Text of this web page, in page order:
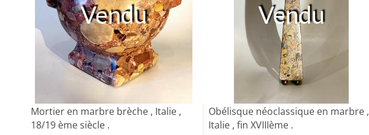
Vendu
Mortier en marbre brèche , Italie ,
18/19 ème siècle .
Vendu
Obélisque néoclassique en marbre ,
Italie , fin XVIIIème .